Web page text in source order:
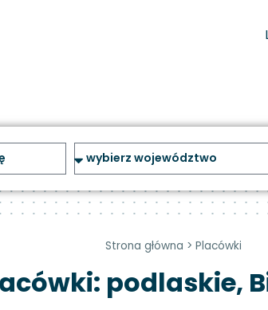
Strona główna > Placówki
podlaskie,